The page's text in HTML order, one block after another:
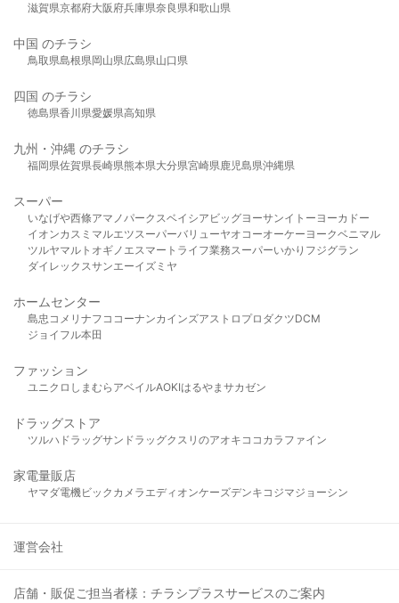
滋賀県京都府大阪府兵庫県奈良県和歌山県
中国 のチラシ
鳥取県島根県岡山県広島県山口県
四国 のチラシ
徳島県香川県愛媛県高知県
九州・沖縄 のチラシ
福岡県佐賀県長崎県熊本県大分県宮崎県鹿児島県沖縄県
スーパー
いなげや西條アマノパークスベイシア ビッグヨーサンイトーヨーカドー
イオンカスミ マルエツスーパーバリューヤオコーオーケー ヨークベニマル
ツルヤマルト オギノ エスマート ライフ業務スーパーいかり フジグラン
ダイレックスサンエーイズミヤ
ホームセンター
島忠 コメリ ナフコ コーナンカインズアストロプロダクツDCM
ジョイフル本田
ファッション
ユニクロ しまむら アベイルAOKIはるやま サカゼン
ドラッグストア
ツルハドラッグサンドラッグクスリのアオキ ココカラファイン
家電量販店
ヤマダ電機ビックカメラ エディオンケーズデンキ コジマジョーシン
運営会社
店舗・販促ご担当者様：チラシプラスサービスのご案内